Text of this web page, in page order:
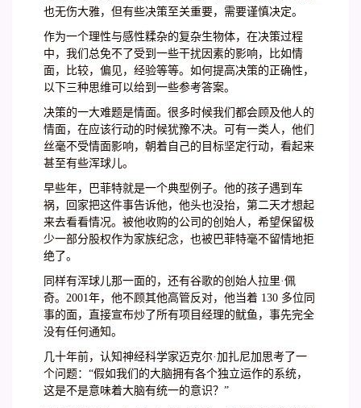
也无伤大雅，但有些决策至关重要，需要谨慎决定。
作为一个理性与感性糅杂的复杂生物体，在决策过程
中，我们总免不了受到一些干扰因素的影响，比如情
面，比较，偏见，经验等等。如何提高决策的正确性，
以下三种思维可以给到一些参考答案。
决策的一大难题是情面。很多时候我们都会顾及他人的
情面，在应该行动的时候犹豫不决。可有一类人，他们
丝毫不受情面影响，朝着自己的目标坚定行动，看起来
甚至有些浑球儿。
早些年，巴菲特就是一个典型例子。他的孩子遇到车
祸，回家把这件事告诉他，他头也没抬，第二天才想起
来去看看情况。被他收购的公司的创始人，希望保留极
少一部分股权作为家族纪念，也被巴菲特毫不留情地拒
绝了。
同样有浑球儿那一面的，还有谷歌的创始人拉里·佩
奇。2001年，他不顾其他高管反对，他当着 130 多位同
事的面，直接宣布炒了所有项目经理的鱿鱼，事先完全
没有任何通知。
几十年前，认知神经科学家迈克尔·加扎尼加思考了一
个问题：“假如我们的大脑拥有各个独立运作的系统，
这是不是意味着大脑有统一的意识？”